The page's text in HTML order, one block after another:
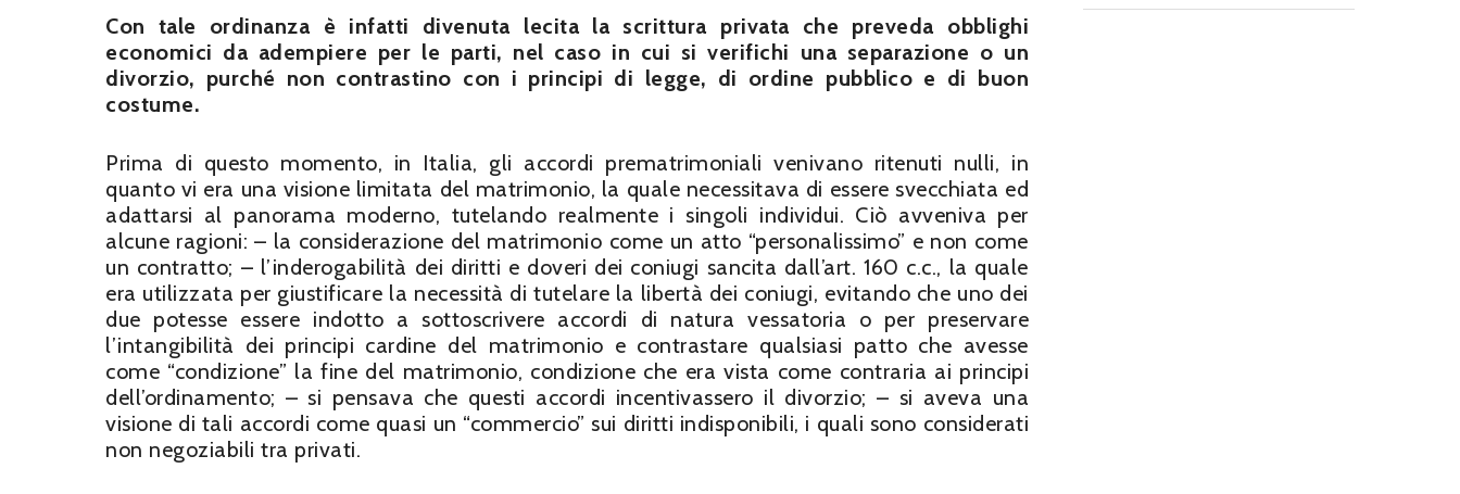
Con tale ordinanza è infatti divenuta lecita la scrittura privata che preveda obblighi
economici da adempiere per le parti, nel caso in cui si verifichi una separazione o un
divorzio, purché non contrastino con i principi di legge, di ordine pubblico e di buon
costume.
Prima di questo momento, in Italia, gli accordi prematrimoniali venivano ritenuti nulli, in
quanto vi era una visione limitata del matrimonio, la quale necessitava di essere svecchiata ed
adattarsi al panorama moderno, tutelando realmente i singoli individui. Ciò avveniva per
alcune ragioni: – la considerazione del matrimonio come un atto “personalissimo” e non come
un contratto; – l’inderogabilità dei diritti e doveri dei coniugi sancita dall’art. 160 c.c., la quale
era utilizzata per giustificare la necessità di tutelare la libertà dei coniugi, evitando che uno dei
due potesse essere indotto a sottoscrivere accordi di natura vessatoria o per preservare
l’intangibilità dei principi cardine del matrimonio e contrastare qualsiasi patto che avesse
come “condizione” la fine del matrimonio, condizione che era vista come contraria ai principi
dell’ordinamento; – si pensava che questi accordi incentivassero il divorzio; – si aveva una
visione di tali accordi come quasi un “commercio” sui diritti indisponibili, i quali sono considerati
non negoziabili tra privati.